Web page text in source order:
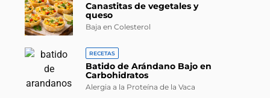
Canastitas de vegetales y
queso
Baja en Colesterol
RECETAS
Batido de Arándano Bajo en
Carbohidratos
Alergia a la Proteína de la Vaca